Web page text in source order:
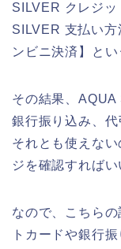
SILVER クレジ
SILVER 支払い
ンビニ決済】と
その結果、
銀行振り込み、
それとも使えな
ジを確認すれば
なので、こちら
トカードや銀行